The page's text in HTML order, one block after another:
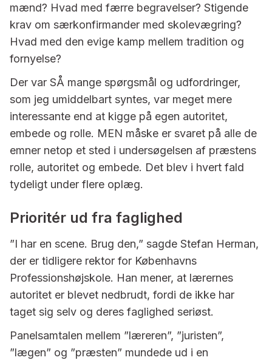
mænd? Hvad med færre begravelser? Stigende
krav om særkonfirmander med skolevægring?
Hvad med den evige kamp mellem tradition og
fornyelse?
Der var SÅ mange spørgsmål og udfordringer,
som jeg umiddelbart syntes, var meget mere
interessante end at kigge på egen autoritet,
embede og rolle. MEN måske er svaret på alle de
emner netop et sted i undersøgelsen af præstens
rolle, autoritet og embede. Det blev i hvert fald
tydeligt under flere oplæg.
Prioritér ud fra faglighed
”I har en scene. Brug den,” sagde Stefan Herman,
der er tidligere rektor for Københavns
Professionshøjskole. Han mener, at lærernes
autoritet er blevet nedbrudt, fordi de ikke har
taget sig selv og deres faglighed seriøst.
Panelsamtalen mellem ”læreren”, ”juristen”,
”lægen” og ”præsten” mundede ud i en